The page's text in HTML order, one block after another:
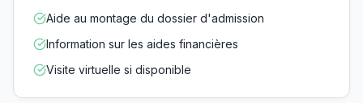
Aide au montage du dossier d'admission
Information sur les aides financières
Visite virtuelle si disponible